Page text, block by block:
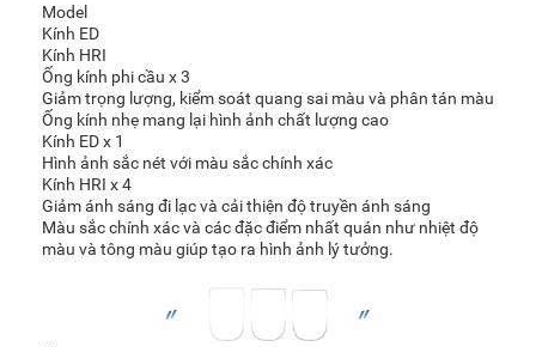
Model
Kính ED
Kính HRI
Ống kính phi cầu x 3
Giảm trọng lượng, kiểm soát quang sai màu và phân tán màu
Ống kính nhẹ mang lại hình ảnh chất lượng cao
Kính ED x 1
Hình ảnh sắc nét với màu sắc chính xác
Kính HRI x 4
Giảm ánh sáng đi lạc và cải thiện độ truyền ánh sáng
Màu sắc chính xác và các đặc điểm nhất quán như nhiệt độ
màu và tông màu giúp tạo ra hình ảnh lý tưởng.